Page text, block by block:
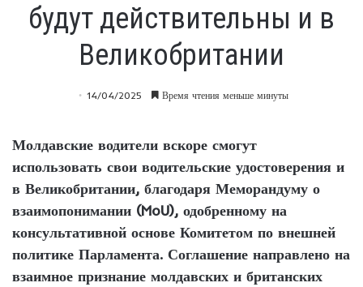
будут действительны и в
Великобритании
14/04/2025 Время чтения меньше минуты
Молдавские водители вскоре смогут
использовать свои водительские удостоверения и
в Великобритании, благодаря Меморандуму о
взаимопонимании (MoU), одобренному на
консультативной основе Комитетом по внешней
политике Парламента. Соглашение направлено на
взаимное признание молдавских и британских